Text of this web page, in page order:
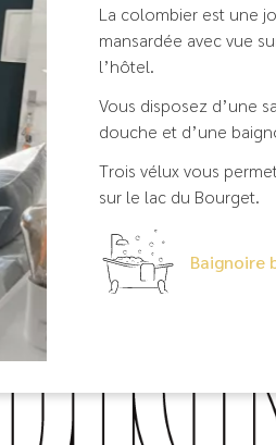
La colombier est une
mansardée avec vue
l’hôtel.
Vous disposez d’une
douche et d’une
Trois vélux vous
sur le lac du Bourget.
Baignoire